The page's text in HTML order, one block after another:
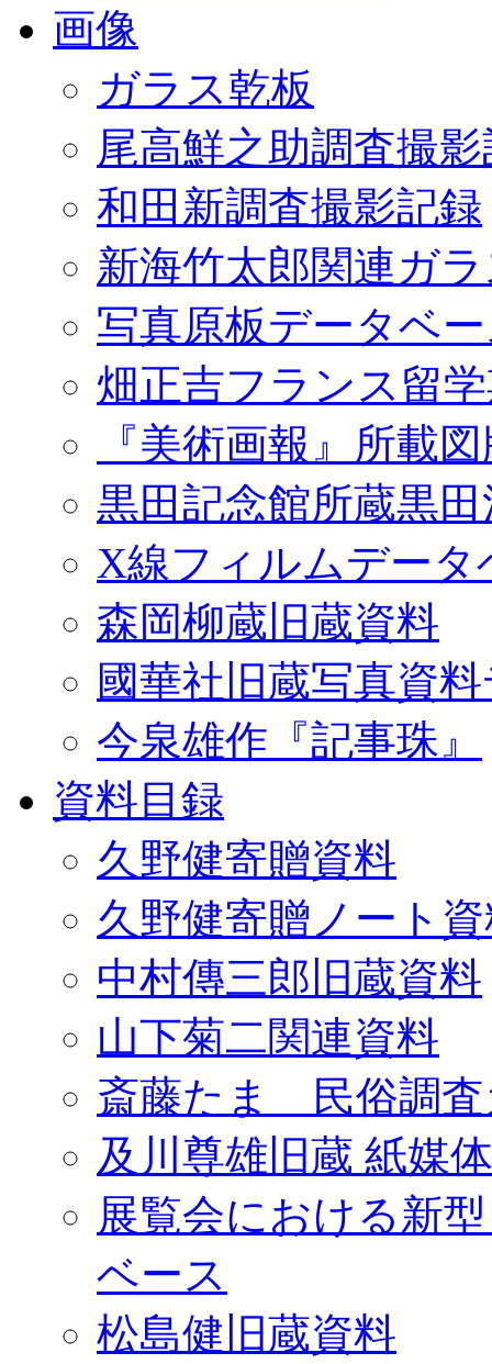
画像
ガラス乾板
尾高鮮之助調査撮
和田新調査撮影記録
新海竹太郎関連ガ
写真原板データベ
畑正吉フランス留
『美術画報』所載
黒田記念館所蔵黒
X線フィルムデータ
森岡柳蔵旧蔵資料
國華社旧蔵写真資
今泉雄作『記事珠』
資料目録
久野健寄贈資料
久野健寄贈ノート
中村傳三郎旧蔵資料
山下菊二関連資料
斎藤たま 民俗調査
及川尊雄旧蔵 紙媒
展覧会における新
ベース
松島健旧蔵資料